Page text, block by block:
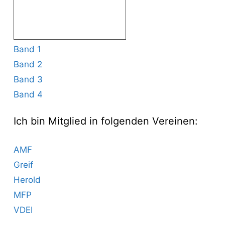
Band 1
Band 2
Band 3
Band 4
Ich bin Mitglied in folgenden Vereinen:
AMF
Greif
Herold
MFP
VDEI